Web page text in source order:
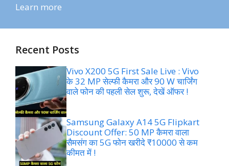
Learn more
Recent Posts
Vivo X200 5G First Sale Live : Vivo
के 32 MP सेल्फी कैमरा और 90 W चार्जिंग
वाले फोन की पहली सेल शुरू, देखें ऑफर !
Samsung Galaxy A14 5G Flipkart
Discount Offer: 50 MP कैमरा वाला
सैमसंग का 5G फोन खरीदे ₹10000 से कम
कीमत में !